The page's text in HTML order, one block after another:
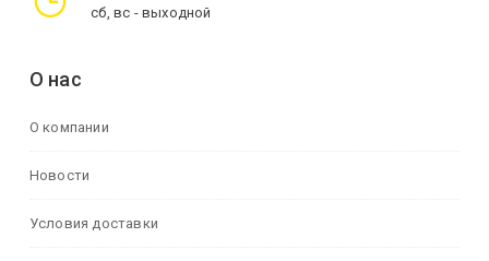
сб, вс - выходной
О нас
О компании
Новости
Условия доставки